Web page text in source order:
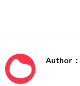
Author